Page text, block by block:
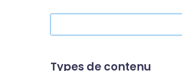
site
Types de contenu